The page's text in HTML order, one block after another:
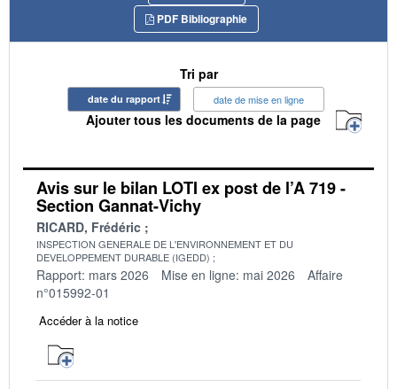
PDF Bibliographie
Tri par
date du rapport date de mise en ligne
Ajouter tous les documents de la page
Avis sur le bilan LOTI ex post de l’A 719 -
Section Gannat-Vichy
RICARD, Frédéric
INSPECTION GENERALE DE L'ENVIRONNEMENT ET DU
DEVELOPPEMENT DURABLE (IGEDD)
Rapport: mars 2026 Mise en ligne: mai 2026
Affaire
n°015992-01
Accéder à la notice